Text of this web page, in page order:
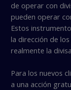
de operar con
pueden operar
Estos
la dirección de
realmente la
Para los nuevos
a una acción